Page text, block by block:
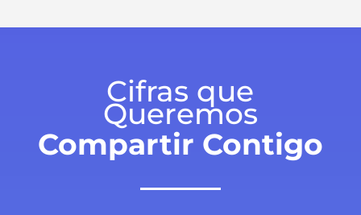
Cifras que
Queremos
Compartir Contigo